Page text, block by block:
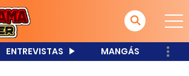
ENTREVISTAS MANGÁS